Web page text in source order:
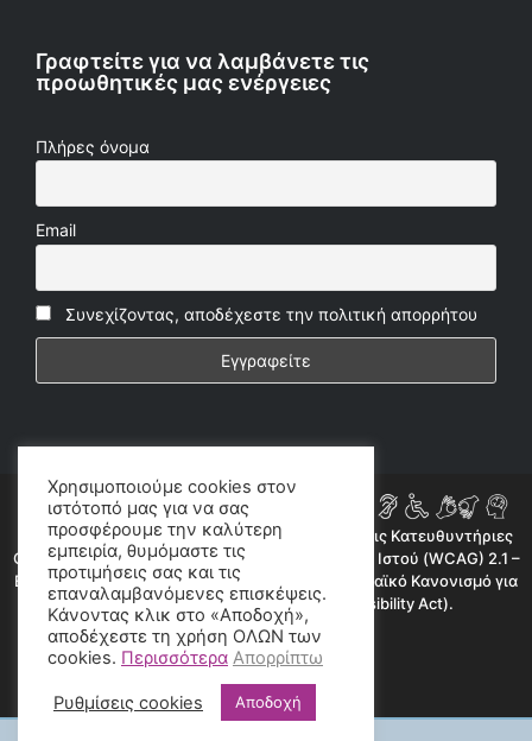
Γραφτείτε για να λαμβάνετε τις
προωθητικές μας ενέργειες
Πλήρες όνομα
Email
Συνεχίζοντας, αποδέχεστε την πολιτική απορρήτου
Η ιστοσελίδα μας συμμορφώνεται εν μέρει με τις Κατευθυντήριες
Οδηγίες για την Προσβασιμότητα Περιεχομένου Ιστού (WCAG) 2.1 –
Επίπεδο AA, όπως προβλέπεται από τον Ευρωπαϊκό Κανονισμό για
την Προσβασιμότητα (European Accessibility Act).
Χρησιμοποιούμε cookies στον
ιστότοπό μας για να σας
προσφέρουμε την καλύτερη
εμπειρία, θυμόμαστε τις
προτιμήσεις σας και τις
επαναλαμβανόμενες επισκέψεις.
Κάνοντας κλικ στο «Αποδοχή»,
αποδέχεστε τη χρήση ΟΛΩΝ των
cookies. Περισσότερα Απορρίπτω
Ρυθμίσεις cookies Αποδοχή
©2020 radioproto.gr